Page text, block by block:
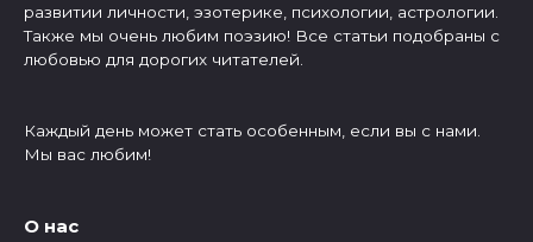
развитии личности, эзотерике, психологии, астрологии.
Также мы очень любим поэзию! Все статьи подобраны с
любовью для дорогих читателей.
Каждый день может стать особенным, если вы с нами.
Мы вас любим!
О нас